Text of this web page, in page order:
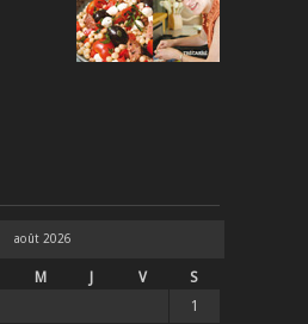
août 2026
M J V S
1